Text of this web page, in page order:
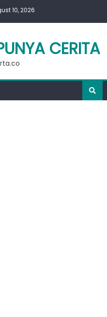
10, 2026
CERITA